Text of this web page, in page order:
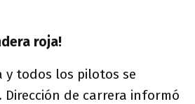
roja!
y todos los pilotos se
Dirección de carrera informó